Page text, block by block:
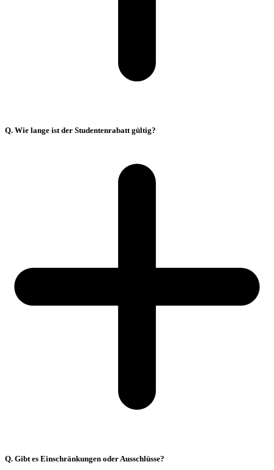
Q. Wie lange ist der Studentenrabatt gültig?
Q. Gibt es Einschränkungen oder Ausschlüsse?